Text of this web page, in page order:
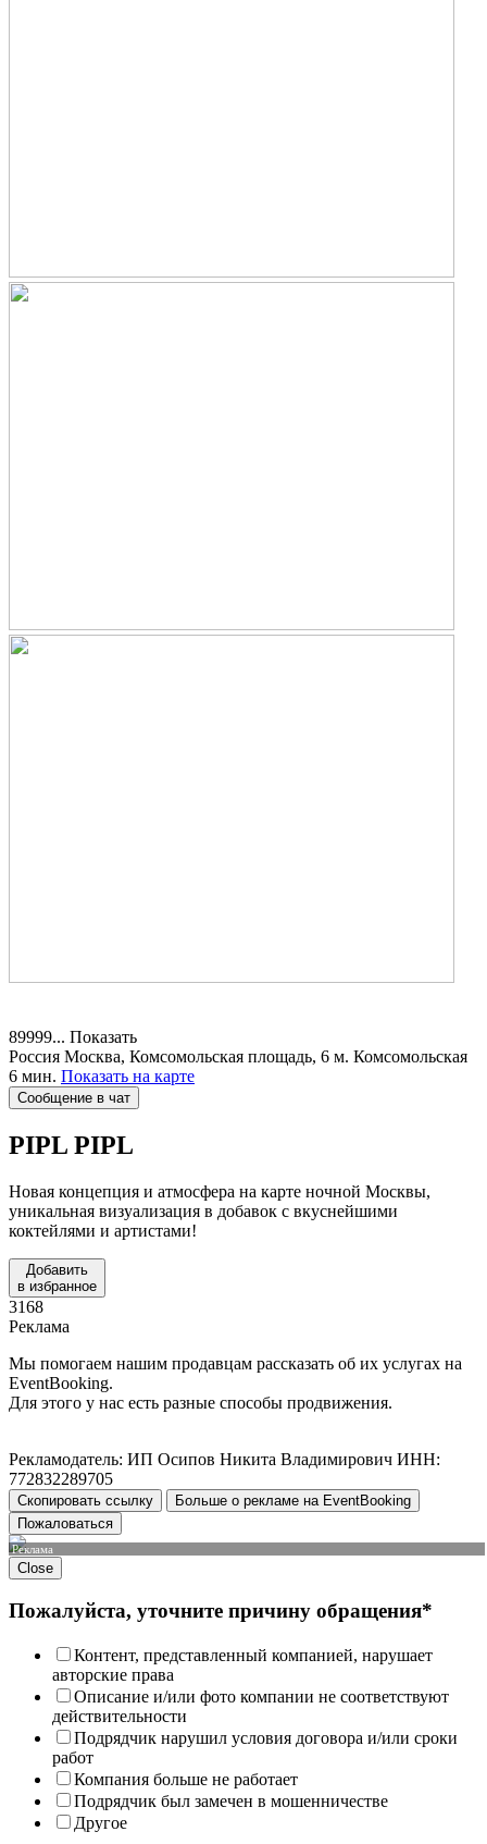
89999... Показать
Россия Москва, Комсомольская площадь, 6 м. Комсомольская
6 мин. Показать на карте
Сообщение в чат
PIPL PIPL
Новая концепция и атмосфера на карте ночной Москвы,
уникальная визуализация в добавок с вкуснейшими
коктейлями и артистами!
Добавить
в избранное
3168
Реклама
Мы помогаем нашим продавцам рассказать об их услугах на
EventBooking.
Для этого у нас есть разные способы продвижения.
Рекламодатель: ИП Осипов Никита Владимирович ИНН:
772832289705
Скопировать ссылку
Больше о рекламе на EventBooking
Пожаловаться
Реклама
Close
Пожалуйста, уточните причину обращения*
Контент, представленный компанией, нарушает
авторские права
Описание и/или фото компании не соответствуют
действительности
Подрядчик нарушил условия договора и/или сроки
работ
Компания больше не работает
Подрядчик был замечен в мошенничестве
Другое